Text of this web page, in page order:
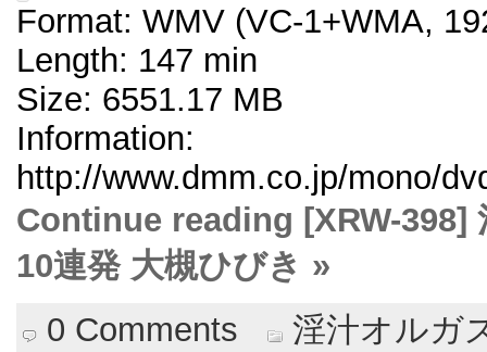
Format: WMV (VC-1+WMA,
Length: 147 min
Size: 6551.17 MB
Information:
http://www.dmm.co.jp/mono/
Continue reading [XRW-398]
10連発 大槻ひびき »
0 Comments
淫汁オルガ